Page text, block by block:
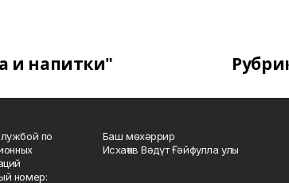
и напитки"
по
номер:
Баш мөхәррир
Исхаҡов Вәдүт Ғәйфулла улы